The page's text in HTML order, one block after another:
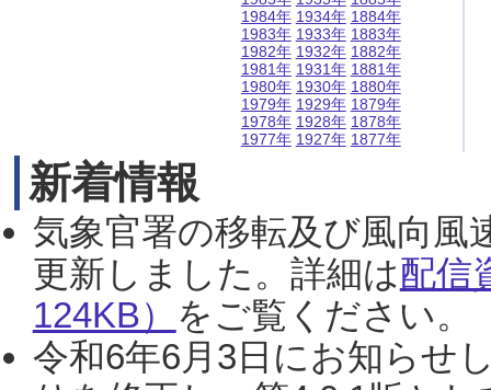
1984年
1983年
1982年
1981年
1980年
1979年
1978年
1977年
1934年
1933年
1932年
1931年
1930年
1929年
1928年
1927年
1884年
1883年
1882年
1881年
1880年
1879年
1878年
1877年
新着情報
気象官署の移転及び風向風
更新しました。詳細は配信
124KB） をご覧ください。
令和6年6月3日にお知らせ